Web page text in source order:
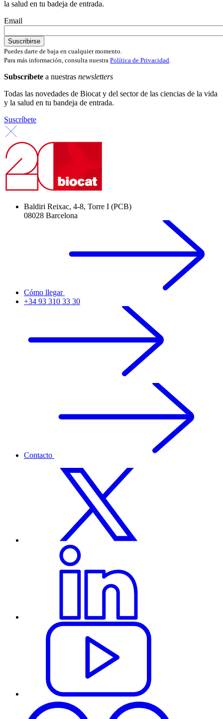
la salud en tu badeja de entrada.
Email
Puedes darte de baja en cualquier momento.
Para más información, consulta nuestra Política de Privacidad.
Subscríbete a nuestras newsletters
Todas las novedades de Biocat y del sector de las ciencias de la vida
y la salud en tu bandeja de entrada.
Suscríbete
Baldiri Reixac, 4-8, Torre I (PCB)
08028 Barcelona
Cómo llegar
+34 93 310 33 30
Contacto